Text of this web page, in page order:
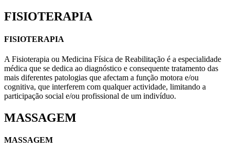
FISIOTERAPIA
FISIOTERAPIA
A Fisioterapia ou Medicina Física de Reabilitação é a especialidade
médica que se dedica ao diagnóstico e consequente tratamento das
mais diferentes patologias que afectam a função motora e/ou
cognitiva, que interferem com qualquer actividade, limitando a
participação social e/ou profissional de um indivíduo.
MASSAGEM
MASSAGEM